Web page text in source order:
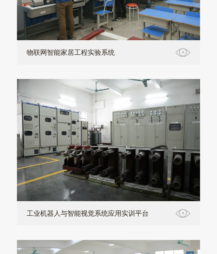
物联网智能家居工程实验系统
工业机器人与智能视觉系统应用实训平台